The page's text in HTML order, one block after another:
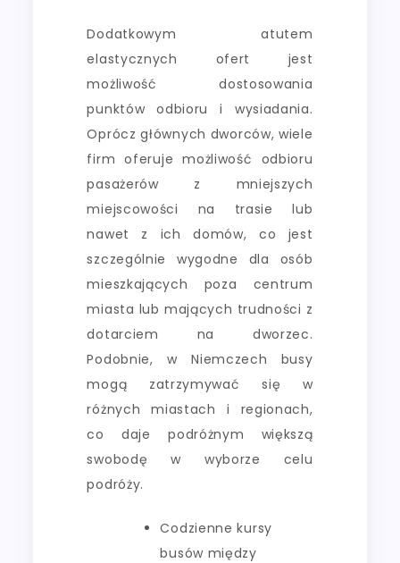
Dodatkowym atutem
elastycznych ofert jest
możliwość dostosowania
punktów odbioru i wysiadania.
Oprócz głównych dworców, wiele
firm oferuje możliwość odbioru
pasażerów z mniejszych
miejscowości na trasie lub
nawet z ich domów, co jest
szczególnie wygodne dla osób
mieszkających poza centrum
miasta lub mających trudności z
dotarciem na dworzec.
Podobnie, w Niemczech busy
mogą zatrzymywać się w
różnych miastach i regionach,
co daje podróżnym większą
swobodę w wyborze celu
podróży.
Codzienne kursy
busów między